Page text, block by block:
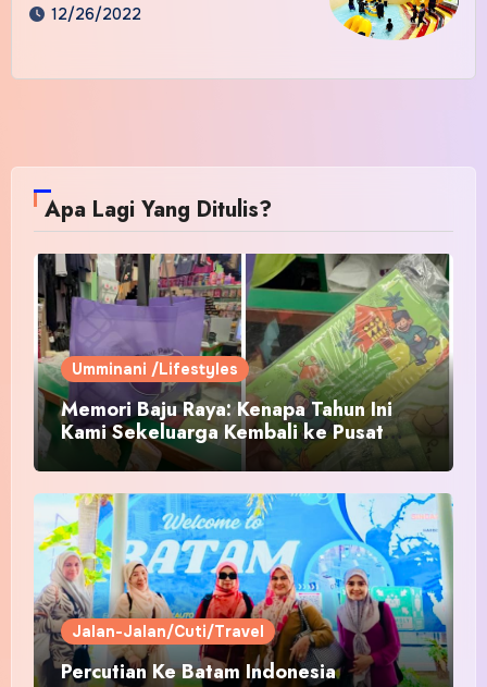
12/26/2022
Apa Lagi Yang Ditulis?
Umminani /Lifestyles
Memori Baju Raya: Kenapa Tahun Ini
Kami Sekeluarga Kembali ke Pusat
Pakaian Hari-Hari?
Jalan-Jalan/Cuti/Travel
Percutian Ke Batam Indonesia